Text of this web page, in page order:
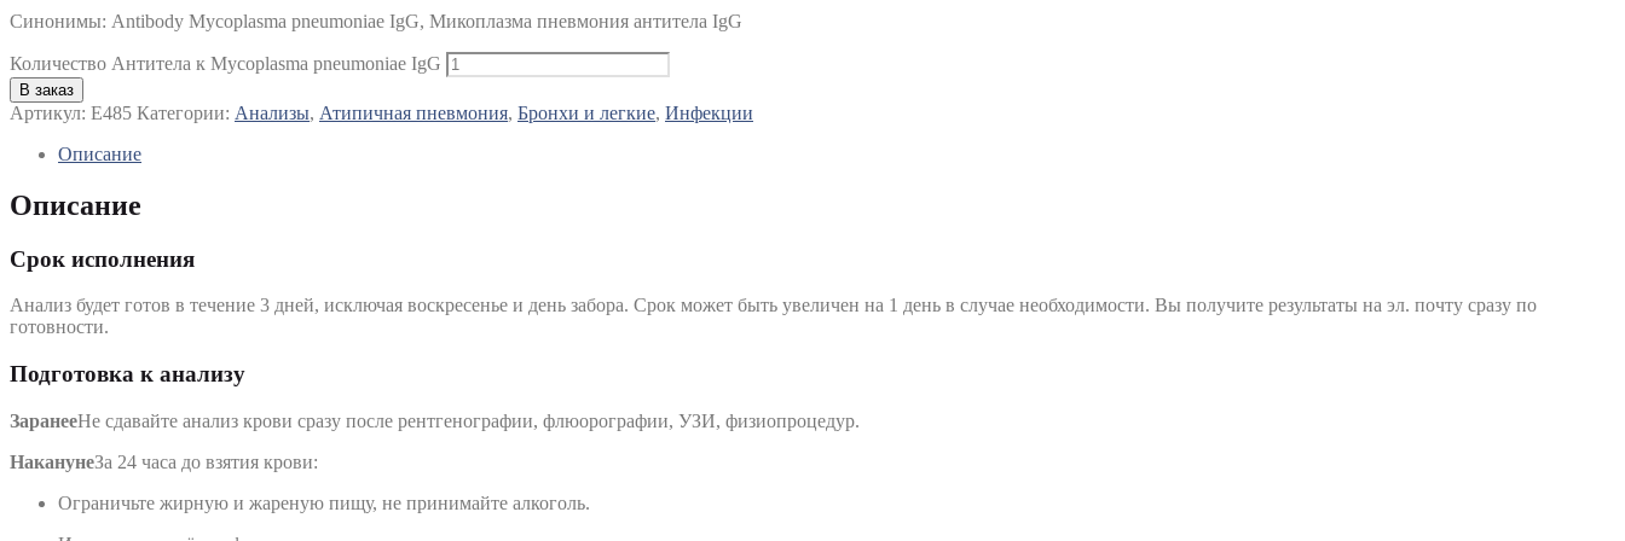
Синонимы: Antibody Mycoplasma pneumoniae IgG, Микоплазма пневмония антитела IgG
Количество Антитела к Mycoplasma pneumoniae IgG
В заказ
Артикул: E485 Категории: Анализы, Атипичная пневмония, Бронхи и легкие, Инфекции
Описание
Описание
Срок исполнения
Анализ будет готов в течение 3 дней, исключая воскресенье и день забора. Срок может быть увеличен на 1 день в случае необходимости. Вы получите результаты на эл. почту сразу по
готовности.
Подготовка к анализу
ЗаранееНе сдавайте анализ крови сразу после рентгенографии, флюорографии, УЗИ, физиопроцедур.
НаканунеЗа 24 часа до взятия крови:
Ограничьте жирную и жареную пищу, не принимайте алкоголь.